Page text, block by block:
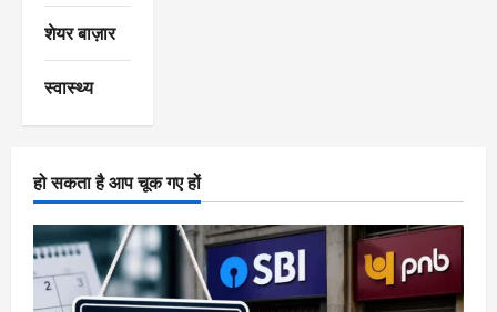
शेयर बाज़ार
स्वास्थ्य
हो सकता है आप चूक गए हों